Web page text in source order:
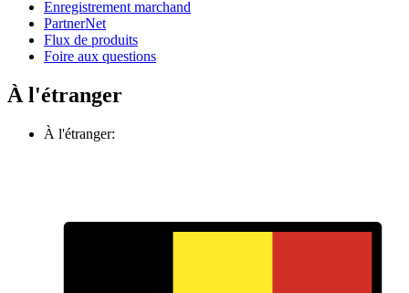
Enregistrement marchand
PartnerNet
Flux de produits
Foire aux questions
À l'étranger
À l'étranger: